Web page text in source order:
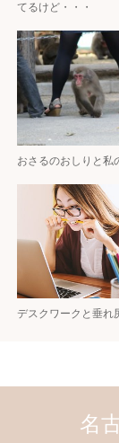
てるけど・・・
おさるのおしりと私
デスクワークと垂れ
名